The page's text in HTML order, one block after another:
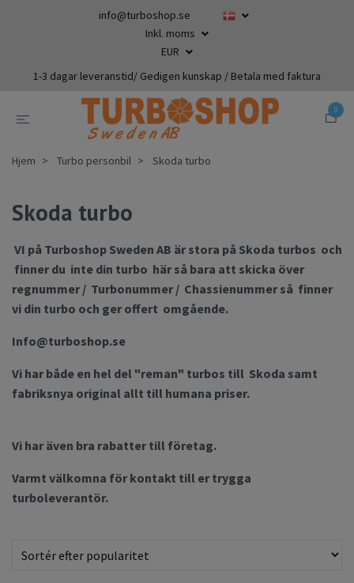
info@turboshop.se
Inkl. moms
EUR
1-3 dagar leveranstid/ Gedigen kunskap / Betala med faktura
0
Hjem Turbo personbil Skoda turbo
Skoda turbo
VI på Turboshop Sweden AB är stora på Skoda turbos och
finner du inte din turbo här så bara att skicka över
regnummer / Turbonummer / Chassienummer så finner
vi din turbo och ger offert omgående.
Info@turboshop.se
Vi har både en hel del "reman" turbos till Skoda samt
fabriksnya original allt till humana priser.
Vi har även bra rabatter till företag.
Varmt välkomna för kontakt till er trygga
turboleverantör.